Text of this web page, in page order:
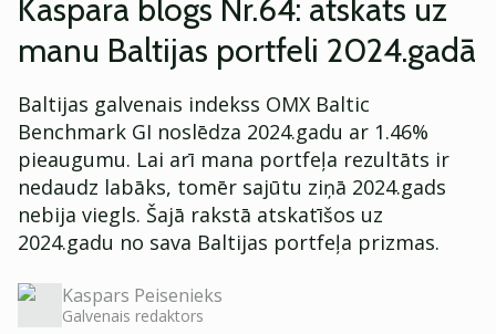
Kaspara blogs Nr.64: atskats uz
manu Baltijas portfeli 2024.gadā
Baltijas galvenais indekss OMX Baltic
Benchmark GI noslēdza 2024.gadu ar 1.46%
pieaugumu. Lai arī mana portfeļa rezultāts ir
nedaudz labāks, tomēr sajūtu ziņā 2024.gads
nebija viegls. Šajā rakstā atskatīšos uz
2024.gadu no sava Baltijas portfeļa prizmas.
Kaspars Peisenieks
Galvenais redaktors